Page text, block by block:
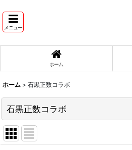
メニュー
ホーム
ホーム > 石黒正数コラボ
石黒正数コラボ